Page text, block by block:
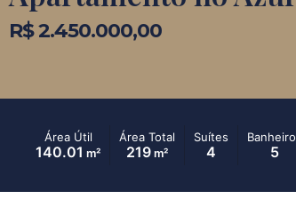
R$ 2.450.000,00
Área Útil
140.01 m²
Área Total
219 m²
Suítes
4 5